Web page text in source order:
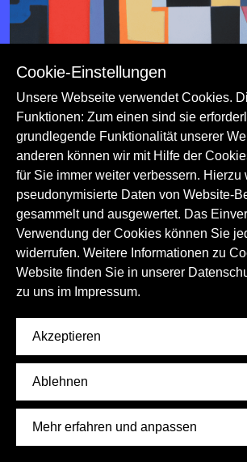
YouTube-Kanal „Schumann
Konzerte sowie vom kurbelbetriebenen
Musik Musikgeschichte
Cookie-Einstellungen
Unsere Webseite verwendet Cookies.
Funktionen: Zum einen sind sie
grundlegende Funktionalität unserer
anderen können wir mit Hilfe der
für Sie immer weiter verbessern. Hierzu
pseudonymisierte Daten von Website-
gesammelt und ausgewertet. Das
Verwendung der Cookies können Sie
widerrufen. Weitere Informationen zu
Website finden Sie in unserer
zu uns im Impressum.
Akzeptieren
Ablehnen
Mehr erfahren und anpassen